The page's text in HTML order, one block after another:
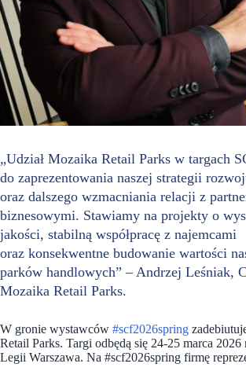
„Udział Mozaika Retail Parks w targach
do zaprezentowania naszej strategii
oraz dalszego wzmacniania relacji z
biznesowymi. Stawiamy na projekty o
jakości, stabilną współpracę z najemcami
oraz konsekwentne budowanie wartości
parków handlowych” – Andrzej Leśniak,
Mozaika Retail Parks.
W gronie wystawców #scf2026spring
Retail Parks. Targi odbędą się 24-25 marca 2026
Legii Warszawa. Na #scf2026spring firmę